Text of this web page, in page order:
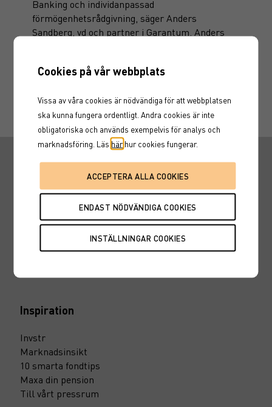
Banking och individanpassad
förmögenhetsrådgivning, säger Anders
Sandberg, vd och partner i Garantum. Anders
Solutions på Garantum.
Snabbvägar
Hitta en rådgivare
Marknadskurser
Nyheter
Inspiration
Invstr
Marknadsinsikt
10 smarta fondtips
Maxa din pension
Till vårt pressrum
Cookies på vår webbplats
Vissa av våra cookies är nödvändiga för att webbplatsen
ska kunna fungera ordentligt. Andra cookies är inte
obligatoriska och används exempelvis för analys och
marknadsföring. Läs här hur cookies fungerar.